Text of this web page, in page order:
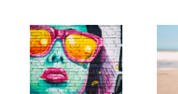
De keuze van
Roos